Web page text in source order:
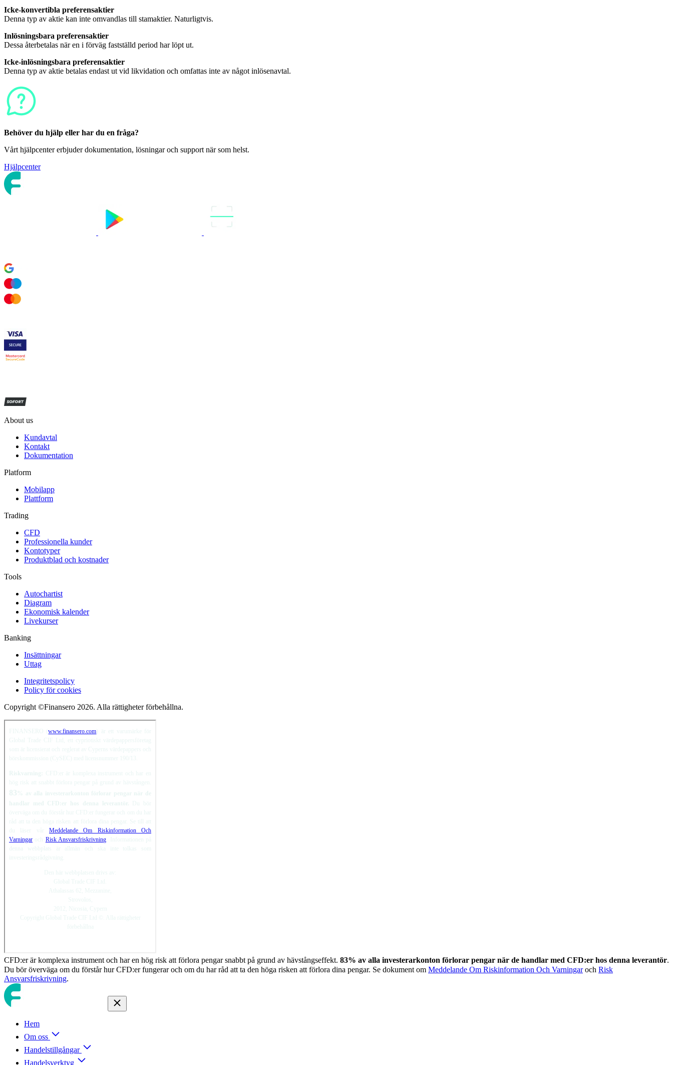
Icke-konvertibla preferensaktier
Denna typ av aktie kan inte omvandlas till stamaktier. Naturligtvis.
Inlösningsbara preferensaktier
Dessa återbetalas när en i förväg fastställd period har löpt ut.
Icke-inlösningsbara preferensaktier
Denna typ av aktie betalas endast ut vid likvidation och omfattas inte av något inlösenavtal.
Behöver du hjälp eller har du en fråga?
Vårt hjälpcenter erbjuder dokumentation, lösningar och support när som helst.
Hjälpcenter
About us
Kundavtal
Kontakt
Dokumentation
Platform
Mobilapp
Plattform
Trading
CFD
Professionella kunder
Kontotyper
Produktblad och kostnader
Tools
Autochartist
Diagram
Ekonomisk kalender
Livekurser
Banking
Insättningar
Uttag
Integritetspolicy
Policy för cookies
Copyright ©Finansero 2026. Alla rättigheter förbehållna.
CFD:er är komplexa instrument och har en hög risk att förlora pengar snabbt på grund av hävstångseffekt. 83% av alla investerarkonton förlorar pengar när de handlar med CFD:er hos denna leverantör.
Du bör överväga om du förstår hur CFD:er fungerar och om du har råd att ta den höga risken att förlora dina pengar. Se dokument om Meddelande Om Riskinformation Och Varningaroch Risk
Ansvarsfriskrivning.
Hem
Om oss
Handelstillgångar
Handelsverktyg